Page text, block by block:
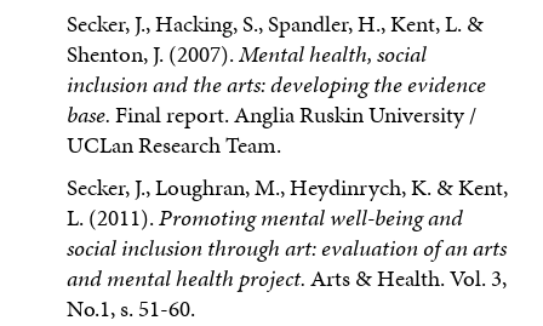
Secker, J., Hacking, S., Spandler, H., Kent, L. &
Shenton, J. (2007).Mental health, social
inclusion and the arts: developing the evidence
base.Final report. Anglia Ruskin University /
UCLan Research Team.
Secker, J., Loughran, M., Heydinrych, K. & Kent,
L. (2011).Promoting mental well-being and
social inclusion through art: evaluation of an arts
and mental health project.Arts & Health. Vol. 3,
No.1, s. 51-60.